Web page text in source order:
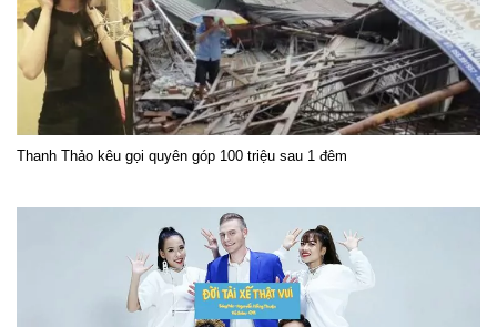
Thanh Thảo kêu gọi quyên góp 100 triệu sau 1 đêm